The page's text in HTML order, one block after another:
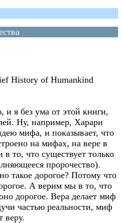
History of Humankind
и я без ума от этой книги,
Ну, например, Харари
мифа, и показывает, что
на мифах, на вере в
в то, что существует только
пророчество).
такое дорогое? Потому что
А верим мы в то, что
дорогое. Вера делает миф
частью реальности, миф
веру.